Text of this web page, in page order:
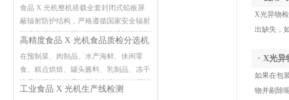
X光异物
出缺失，
· X光
如果在包
物并剔除
误检漏检故障
食品 X 光机整机搭载全套封闭式铅板屏
蔽辐射防护结构，严格遵循国家安全辐射
标准合规投产使用，依托优化成像算法与
判、漏检与设备突发故障，筑牢食品流水
线异物检测安全防线。
高精度食品 X 光机食品质检分选机
在预制菜、肉制品、水产海鲜、休闲零
食、糕点烘焙、罐头酱料、乳制品、冻干
食品等规模化食品加工生产流程中，原料
工业食品 X 光机生产线检测